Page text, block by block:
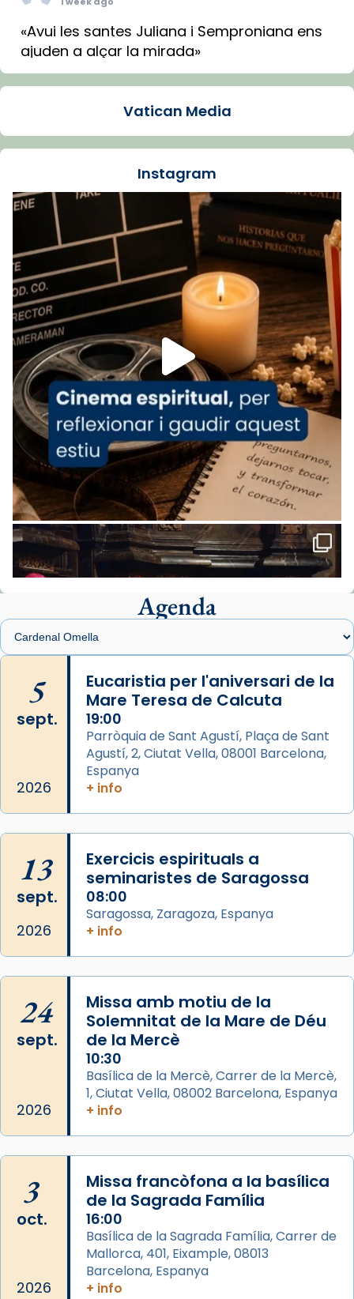
«Avui les santes Juliana i Semproniana ens
ajuden a alçar la mirada»
Mons. Sergi Gordo, bisbe de Tortosa, ha
Santes de Mataró.
🔗tinyurl.com/cvu5jmbk
Foto
View on Facebook Share
Arquebisbat de Barcelonais at Catedral
de Barcelona.
1 week ago
Aquest dilluns, 27 de juliol, ha tingut lloc la
missa d’acció de gràcies en agraïment al
comitè organitzador de la visita apostòlica
del Sant Pare Lleó XIV a Barcelona, i als
col·laboradors, a la Catedral de Barcelona.
L’arquebisbe de Barcelona, el cardenal Joan
Josep Omella, ha presidit la missa i l’ha
concelebrat el bisbe auxiliar de Barcelona,
Mons. David Abadías.
📸 Dr. G. Simón
Foto
View on Facebook Share
Arquebisbat de Barcelona
1 week ago
Memòria de les santes Juliana i
Semproniana, verges i màrtirs.
Acompanyant la història de sant Cugat, a
partir de l’Edat Mitjana sorgeix la tradició
que les santes Juliana (“relatiu a Júlia”) i
Semproniana (“relatiu a Semprònia =
eterna”) són deixebles seves. I l’any 1667, el
frare Joan Gaspar Roig, afirma en una obra
que les santes són filles de l’antiga Iluro.
Mataró en reivindicarà les relíq
...Ver más
Foto
View on Facebook
Arquebisbat de Barcelona
Jaume, fill de Zebedeu, és juntament amb el
seu germà Joan i Pere un dels que
acompanyava més de prop Jesús.
Segons el llibre dels Fets (12,2) fou el primer
apòstol màrtir, decapitat a Jerusalem per
Herodes Agripa (vers l'any 44).
Regnes castellans i més tard de tota
Espanya.
El seu sepulcre a Compostela fou un g
View on Facebook ·
Vatican Media
Instagram
Agenda
5
sept.
2026
Eucaristia per l'aniversari de la
Mare Teresa de Calcuta
19:00
Parròquia de Sant Agustí, Plaça de Sant
Agustí, 2, Ciutat Vella, 08001 Barcelona,
Espanya
+ info
13
sept.
2026
Exercicis espirituals a
seminaristes de Saragossa
08:00
Saragossa, Zaragoza, Espanya
+ info
24
sept.
2026
Missa amb motiu de la
Solemnitat de la Mare de Déu
de la Mercè
10:30
Basílica de la Mercè, Carrer de la Mercè,
1, Ciutat Vella, 08002 Barcelona, Espanya
+ info
3
oct.
2026
Missa francòfona a la basílica
de la Sagrada Família
16:00
Basílica de la Sagrada Família, Carrer de
Mallorca, 401, Eixample, 08013
Barcelona, Espanya
+ info